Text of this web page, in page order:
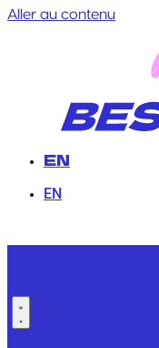
Aller au contenu
EN
EN